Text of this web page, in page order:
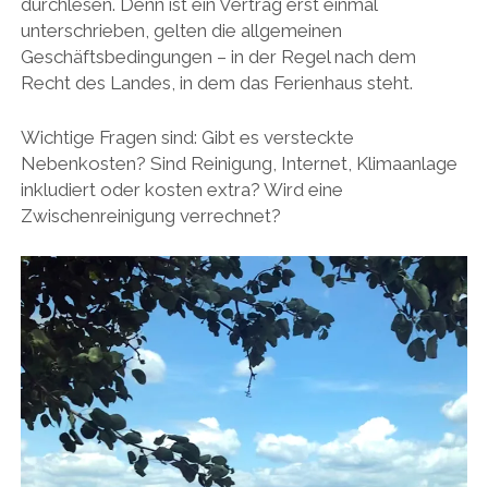
durchlesen. Denn ist ein Vertrag erst einmal
unterschrieben, gelten die allgemeinen
Geschäftsbedingungen – in der Regel nach dem
Recht des Landes, in dem das Ferienhaus steht.
Wichtige Fragen sind: Gibt es versteckte
Nebenkosten? Sind Reinigung, Internet, Klimaanlage
inkludiert oder kosten extra? Wird eine
Zwischenreinigung verrechnet?